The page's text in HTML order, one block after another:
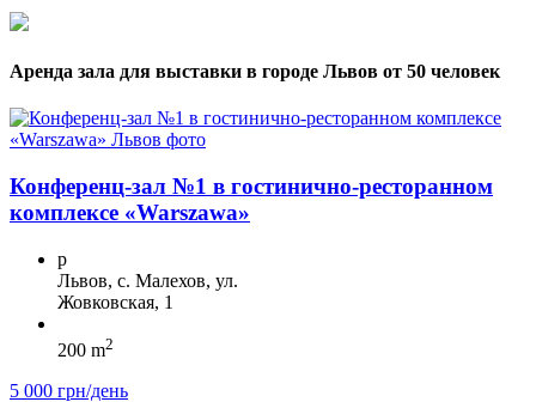
Аренда зала для выставки в городе Львов от 50 человек
Конференц-зал №1 в гостинично-ресторанном
комплексе «Warszawa»
p
Львов, с. Малехов, ул.
Жовковская, 1
200 m2
5 000 грн/день